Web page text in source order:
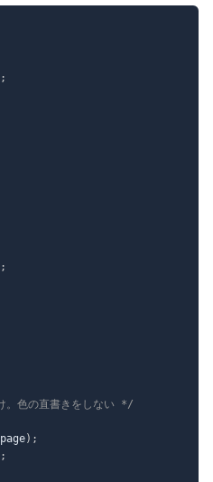
;
;
。色の直書きをしない */
) ;
;